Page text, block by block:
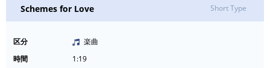
Schemes for Love Short Type
区分
楽曲
時間
1:19